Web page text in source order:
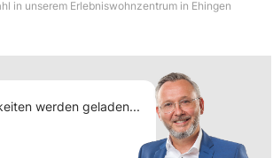
in unserem Erlebniswohnzentrum in Ehingen
werden geladen...